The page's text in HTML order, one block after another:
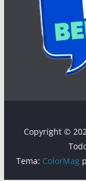
Copyright ©
Tema: ColorMag